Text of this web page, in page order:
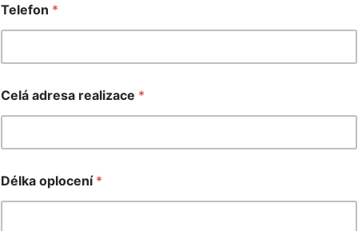
Telefon *
Celá adresa realizace *
Délka oplocení *